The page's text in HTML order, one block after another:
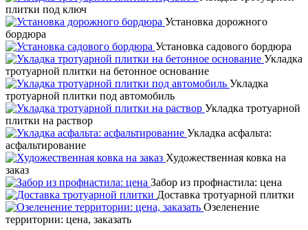
плитки под ключ
Установка дорожного
бордюра
Установка садового бордюра
Укладка
тротуарной плитки на бетонное основание
Укладка
тротуарной плитки под автомобиль
Укладка тротуарной
плитки на раствор
Укладка асфальта:
асфальтирование
Художественная ковка на
заказ
Забор из профнастила: цена
Доставка тротуарной плитки
Озеленение
территории: цена, заказать